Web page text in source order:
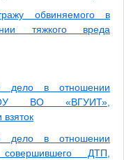
обвиняемого в
тяжкого вреда
дело в отношении
ВО «ВГУИТ»,
дело в отношении
ДТП,